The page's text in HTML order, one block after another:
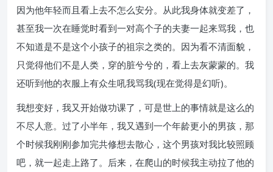
因为他年轻而且看上去不怎么安分。从此我身体就变差了，
甚至我一次在睡觉时看到一对高个子的夫妻一起来骂我，也
不知道是不是这个小孩子的祖宗之类的。因为看不清面貌，
只觉得他们不是人类，穿的脏兮兮的，看上去灰蒙蒙的。我
还听到他的衣服上有众生吼我骂我(现在觉得是幻听)。
我想变好，我又开始做功课了，可是世上的事情就是这么的
不尽人意。过了小半年，我又遇到一个年龄更小的男孩，那
个时候我刚刚参加完共修想去散心，这个男孩对我比较照顾
吧，就一起走上路了。后来，在爬山的时候我主动拉了他的